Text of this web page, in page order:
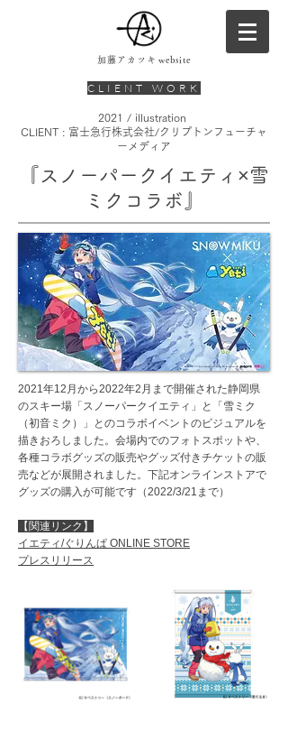
加藤アカツキ website
CLIENT WORK
2021 / illustration
CLIENT : 富士急行株式会社/クリプトンフューチャ
ーメディア
『スノーパークイエティ×雪
ミクコラボ』
2021年12月から2022年2月まで開催された静岡県
のスキー場「スノーパークイエティ」と「雪ミク
（初音ミク）」とのコラボイベントのビジュアルを
描きおろしました。会場内でのフォトスポットや、
各種コラボグッズの販売やグッズ付きチケットの販
売などが展開されました。下記オンラインストアで
グッズの購入が可能です（2022/3/21まで）
【​関連リンク】
イエティ/ぐりんぱ ONLINE STORE
プレスリリース